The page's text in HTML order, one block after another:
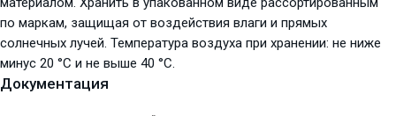
по маркам, защищая от воздействия влаги и прямых
солнечных лучей. Температура воздуха при хранении: не ниже
минус 20 °C и не выше 40 °C.
Документация